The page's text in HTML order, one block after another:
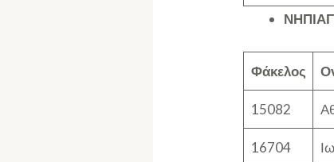
Φάκελος
15082
16704